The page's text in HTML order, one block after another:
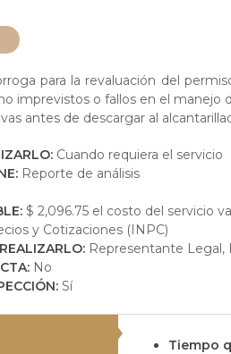
para la revaluación del
imprevistos o fallos en el
antes de descargar al
Cuando requiera el servicio
Reporte de análisis
$ 2,096.75 el costo del servicio
y Cotizaciones (INPC)
Representante Legal,
No
Sí
Tiempo